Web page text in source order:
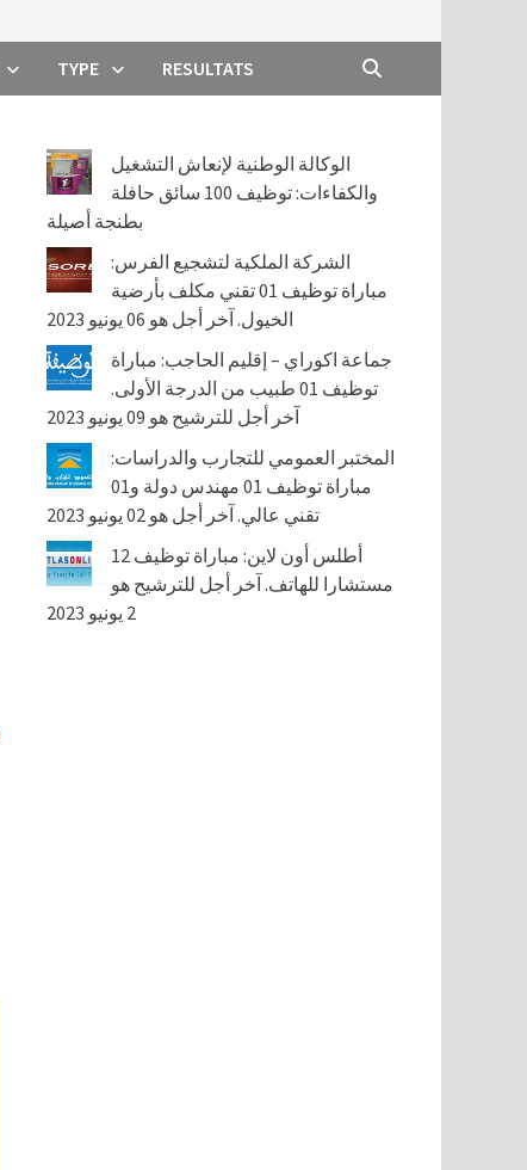
TYPE RESULTATS
الوكالة الوطنية لإنعاش التشغيل
والكفاءات: توظيف 100 سائق حافلة
بطنجة أصيلة
الشركة الملكية لتشجيع الفرس:
مباراة توظيف 01 تقني مكلف بأرضية
الخيول. آخر أجل هو 06 يونيو 2023
جماعة اكوراي – إقليم الحاجب: مباراة
توظيف 01 طبيب من الدرجة الأولى.
آخر أجل للترشيح هو 09 يونيو 2023
المختبر العمومي للتجارب والدراسات:
مباراة توظيف 01 مهندس دولة و01
تقني عالي. آخر أجل هو 02 يونيو 2023
أطلس أون لاين: مباراة توظيف 12
مستشارا للهاتف. آخر أجل للترشيح هو
2 يونيو 2023